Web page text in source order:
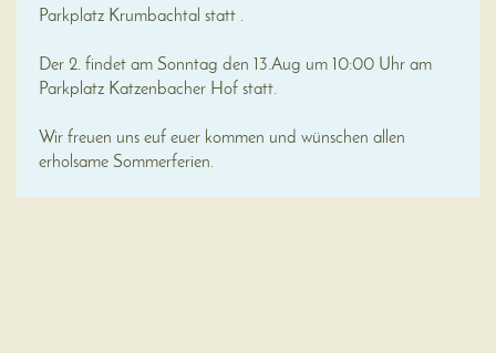
Parkplatz Krumbachtal statt .
Der 2. findet am Sonntag den 13.Aug um 10:00 Uhr am
Parkplatz Katzenbacher Hof statt.
Wir freuen uns euf euer kommen und wünschen allen
erholsame Sommerferien.